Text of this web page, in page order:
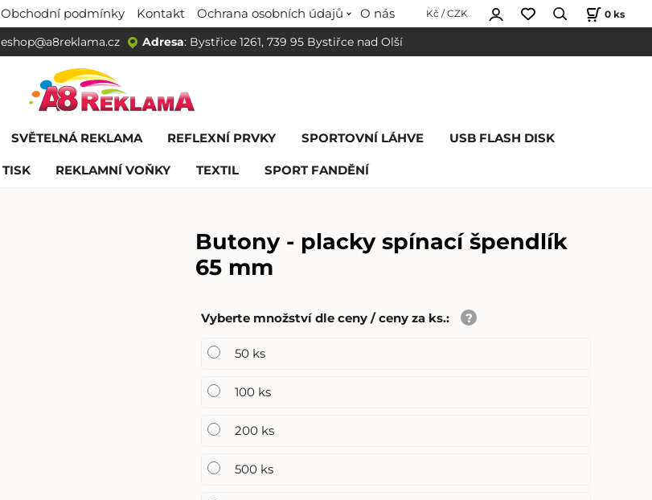
Obchodní podmínky Kontakt Ochrana osobních údajů O nás Kč / CZK 0 ks
eshop@a8reklama.cz Adresa: Bystřice 1261, 739 95 Bystiřce nad Olší
SVĚTELNÁ REKLAMA REFLEXNÍ PRVKY SPORTOVNÍ LÁHVE USB FLASH DISK
TISK REKLAMNÍ VOŇKY TEXTIL SPORT FANDĚNÍ
Butony - placky spínací špendlík
65 mm
Vyberte množství dle ceny / ceny za ks.:
50 ks
100 ks
200 ks
500 ks